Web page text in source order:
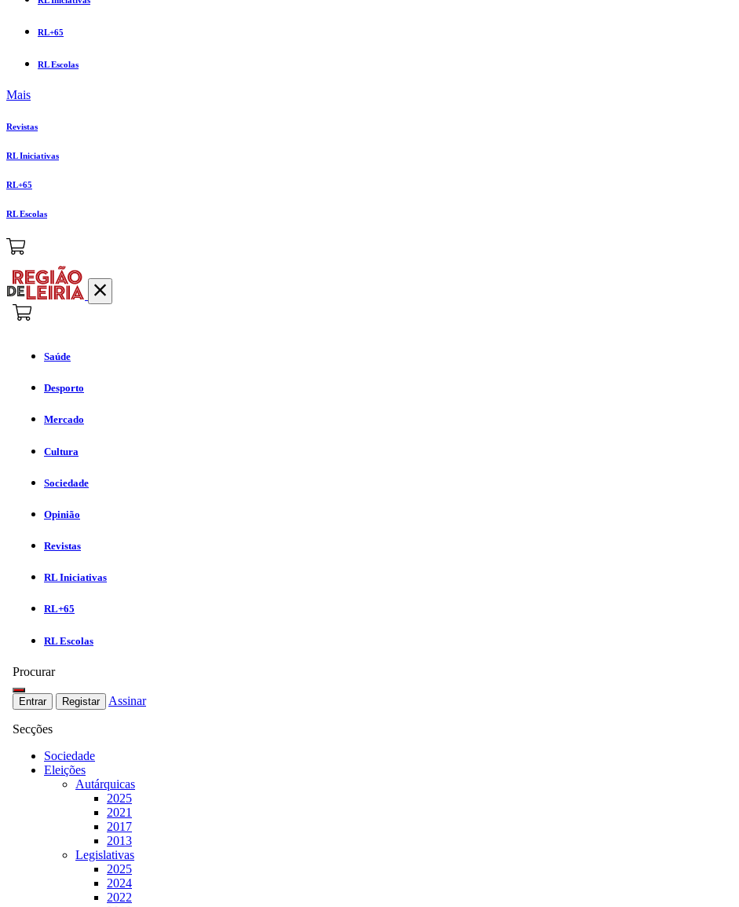
RL+65
RL Escolas
Mais
Revistas
RL Iniciativas
RL+65
RL Escolas
Saúde
Desporto
Mercado
Cultura
Sociedade
Opinião
Revistas
RL Iniciativas
RL+65
RL Escolas
Procurar
Entrar Registar Assinar
Secções
Sociedade
Eleições
Autárquicas
2025
2021
2017
2013
Legislativas
2025
2024
2022